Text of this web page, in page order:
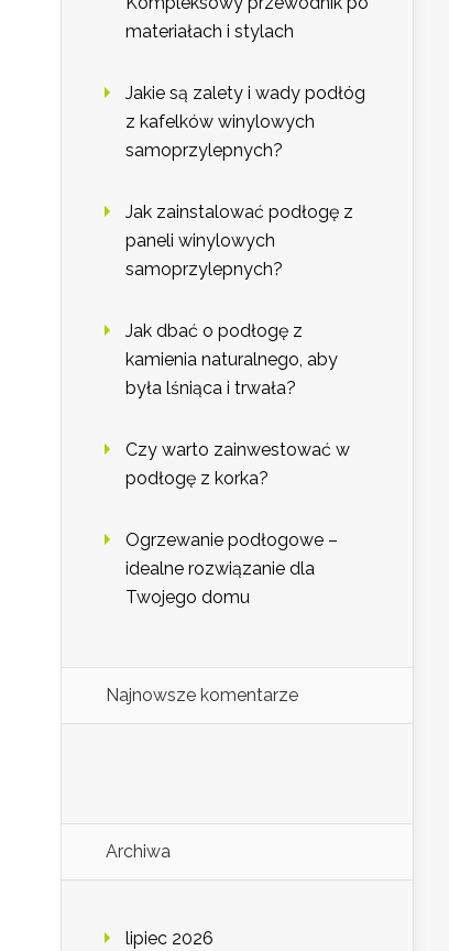
materiałach i stylach
Jakie są zalety i wady podłóg
z kafelków winylowych
samoprzylepnych?
Jak zainstalować podłogę z
paneli winylowych
samoprzylepnych?
Jak dbać o podłogę z
kamienia naturalnego, aby
była lśniąca i trwała?
Czy warto zainwestować w
podłogę z korka?
Ogrzewanie podłogowe –
idealne rozwiązanie dla
Twojego domu
Najnowsze komentarze
Archiwa
lipiec 2026